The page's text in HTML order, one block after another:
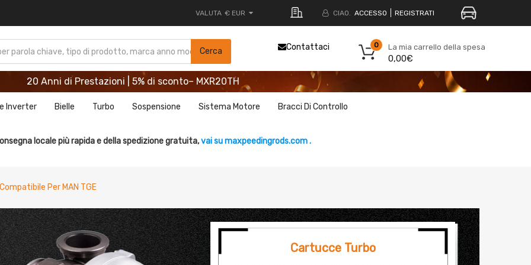
VALUTA € EUR CIAO. ACCESSO REGISTRATI
Cerca La mia carrello della spesa
0
0,00€
Contattaci
20 Anni di Prestazioni | 5% di sconto– MXR20TH
REGISTRATI ORA E RISPARMIA 5%- CODICE： WELCOME
20 Anni di Prestazioni | 5% di sconto– MXR20TH
REGISTRATI ORA E RISPARMIA 5%- CODICE： WELCOME
Inverter Bielle Turbo Sospensione Sistema Motore Bracci Di Controllo
locale più rapida e della spedizione gratuita,vai su maxpeedingrods.com .
Per MAN TGE
Cartucce Turbo